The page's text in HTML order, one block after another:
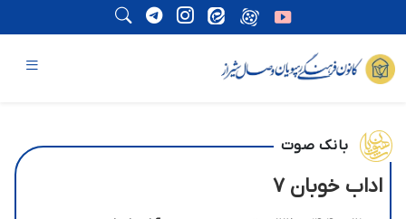
بانک صوت
اداب خوبان 7